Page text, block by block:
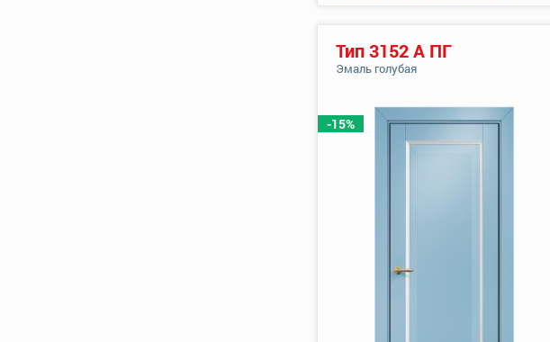
-15%
Тип 3152 А ПГ
Эмаль голубая